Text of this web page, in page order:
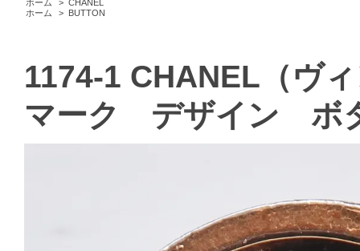
ホーム > CHANEL
ホーム
> BUTTON
1174-1 CHANEL（ヴ
マーク デザイン ボ